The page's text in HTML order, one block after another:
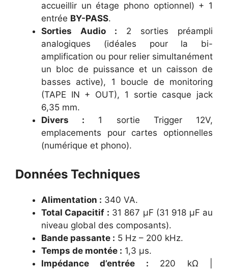
accueillir un étage phono optionnel) + 1
entrée BY-PASS.
Sorties Audio : 2 sorties préampli
analogiques (idéales pour la bi-
amplification ou pour relier simultanément
un bloc de puissance et un caisson de
basses active), 1 boucle de monitoring
(TAPE IN + OUT), 1 sortie casque jack
6,35 mm.
Divers : 1 sortie Trigger 12V,
emplacements pour cartes optionnelles
(numérique et phono).
Données Techniques
Alimentation : 340 VA.
Total Capacitif : 31 867 µF (31 918 µF au
niveau global des composants).
Bande passante : 5 Hz – 200 kHz.
Temps de montée : 1,3 µs.
Impédance d’entrée : 220 kΩ |